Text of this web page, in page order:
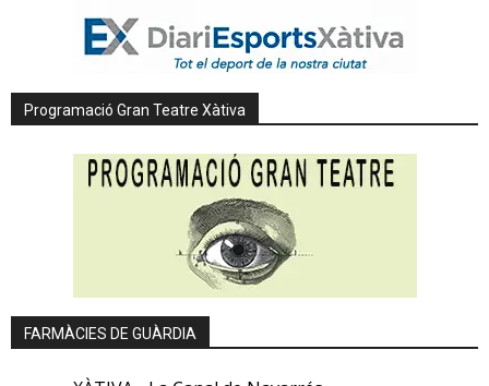
Programació Gran Teatre Xàtiva
FARMÀCIES DE GUÀRDIA